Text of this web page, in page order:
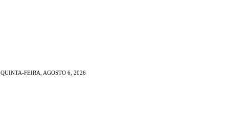
QUINTA-FEIRA, AGOSTO 6, 2026